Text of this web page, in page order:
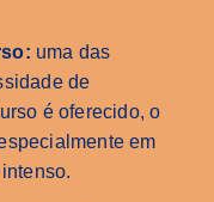
uma das
de
é oferecido, o
em